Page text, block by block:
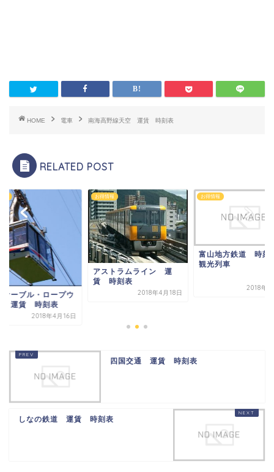
HOME 電車 南海高野線天空 運賃 時刻表
RELATED POST
ケーブル・ロープウ
運賃 時刻表
2018年4月16日
お得情報
アストラムライン 運
賃 時刻表
2018年4月18日
お得情報
富山地方鉄道 時
観光列車
2018年4
四国交通 運賃 時刻表
しなの鉄道 運賃 時刻表